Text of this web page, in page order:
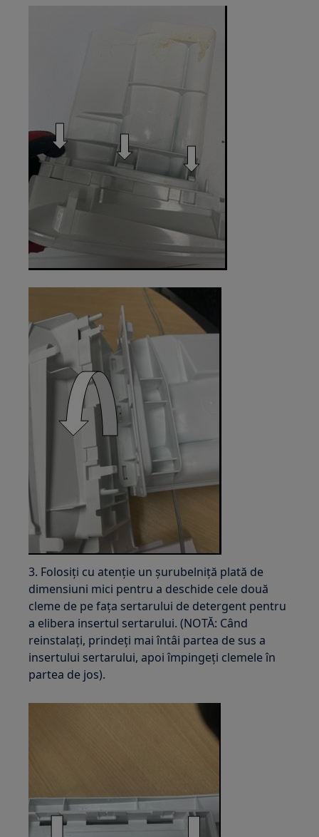
3. Folosiți cu atenție un șurubelniță plată de
dimensiuni mici pentru a deschide cele două
cleme de pe fața sertarului de detergent pentru
a elibera insertul sertarului. (NOTĂ: Când
reinstalați, prindeți mai întâi partea de sus a
insertului sertarului, apoi împingeți clemele în
partea de jos).